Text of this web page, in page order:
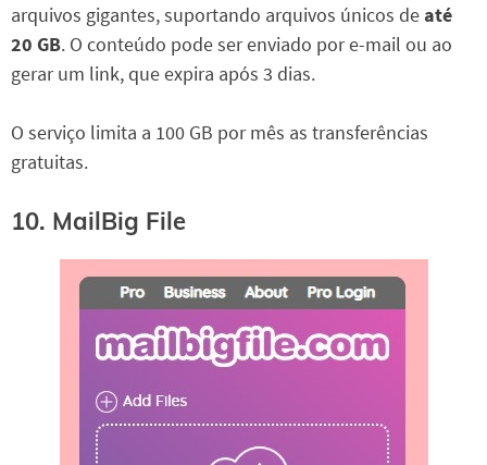
arquivos gigantes, suportando arquivos únicos de até
20 GB. O conteúdo pode ser enviado por e-mail ou ao
gerar um link, que expira após 3 dias.
O serviço limita a 100 GB por mês as transferências
gratuitas.
10. MailBig File